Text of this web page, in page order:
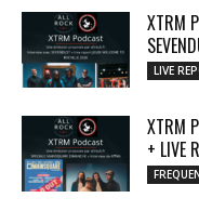
XTRM
LIVE
XTRM
+ LIVE